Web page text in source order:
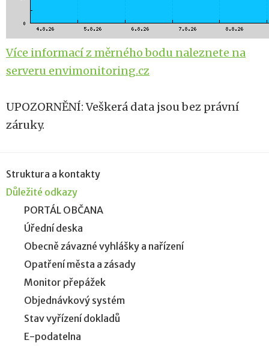
Více informací z měrného bodu naleznete na
serveru envimonitoring.cz
UPOZORNĚNÍ: Veškerá data jsou bez právní
záruky.
Struktura a kontakty
Důležité odkazy
PORTÁL OBČANA
Úřední deska
Obecně závazné vyhlášky a nařízení
Opatření města a zásady
Monitor přepážek
Objednávkový systém
Stav vyřízení dokladů
E-podatelna